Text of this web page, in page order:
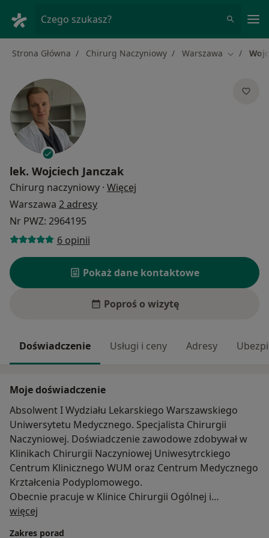
Czego szukasz?
Strona Główna Chirurg Naczyniowy Warszawa Zmień
lek. Wojciech Janczak
Chirurg naczyniowy · Więcej
Warszawa 2 adresy
Nr PWZ: 2964195
6 opinii
Pokaż dane kontaktowe
Poproś o wizytę
Doświadczenie Usługi i ceny Adresy
Moje doświadczenie
Absolwent I Wydziału Lekarskiego Warszawskiego
Uniwersytetu Medycznego. Specjalista Chirurgii
Naczyniowej. Doświadczenie zawodowe zdobywał w
Klinikach Chirurgii Naczyniowej Uniwesytrckiego
Centrum Klinicznego WUM oraz Centrum Medycznego
Krztałcenia Podyplomowego.
Obecnie pracuje w Klinice Chirurgii Ogólnej i
Naczyniowej Państwowego Instytutu Medycznego
więcej
Zakres porad